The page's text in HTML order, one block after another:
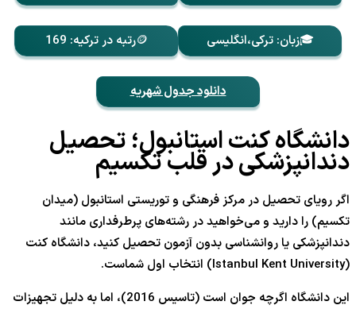
🎓زبان: ترکی،انگلیسی 🪙رتبه در ترکیه: 169
دانلود جدول شهریه
دانشگاه کنت استانبول؛ تحصیل
دندانپزشکی در قلب تکسیم
اگر رویای تحصیل در مرکز فرهنگی و توریستی استانبول (میدان
تکسیم) را دارید و می‌خواهید در رشته‌های پرطرفداری مانند
دندانپزشکی یا روانشناسی بدون آزمون تحصیل کنید، دانشگاه کنت
(Istanbul Kent University) انتخاب اول شماست.
این دانشگاه اگرچه جوان است (تاسیس 2016)، اما به دلیل تجهیزات